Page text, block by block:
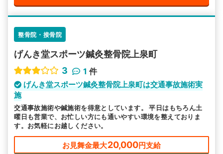
整骨院・接骨院
げんき堂スポーツ鍼灸整骨院上泉町
3
1 件
げんき堂スポーツ鍼灸整骨院上泉町は交通事故施術実
施
交通事故施術や鍼施術を得意としています。 平日はもちろん土
曜日も営業で、お忙しい方にも通いやすい環境を整えておりま
す。お気軽にお越しください。
お見舞金最大20,000円支給